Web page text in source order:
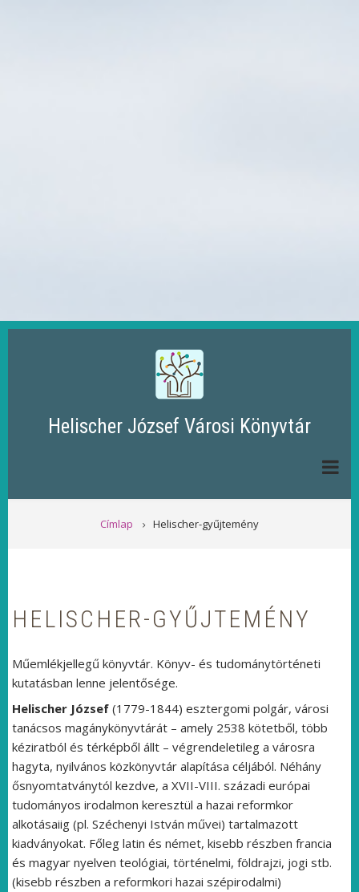
Helischer József Városi Könyvtár
MORZSACímlap Helischer-gyűjtemény
HELISCHER-GYŰJTEMÉNY
Műemlékjellegű könyvtár. Könyv- és tudománytörténeti
kutatásban lenne jelentősége.
Helischer József (1779-1844) esztergomi polgár, városi
tanácsos magánykönyvtárát – amely 2538 kötetből, több
kéziratból és térképből állt – végrendeletileg a városra
hagyta, nyilvános közkönyvtár alapítása céljából. Néhány
ősnyomtatványtól kezdve, a XVII-VIII. századi európai
tudományos irodalmon keresztül a hazai reformkor
alkotásaiig (pl. Széchenyi István művei) tartalmazott
kiadványokat. Főleg latin és német, kisebb részben francia
és magyar nyelven teológiai, történelmi, földrajzi, jogi stb.
(kisebb részben a reformkori hazai szépirodalmi)